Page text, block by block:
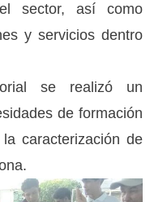
sector, así como
y servicios dentro
se realizó un
de formación
caracterización de